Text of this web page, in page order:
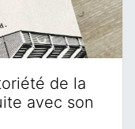
de la
avec son